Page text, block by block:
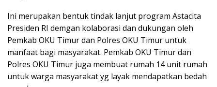
Ini merupakan bentuk tindak lanjut program Astacita
Presiden RI demgan kolaborasi dan dukungan oleh
Pemkab OKU Timur dan Polres OKU Timur untuk
manfaat bagi masyarakat. Pemkab OKU Timur dan
Polres OKU Timur juga membuat rumah 14 unit rumah
untuk warga masyarakat yg layak mendapatkan bedah